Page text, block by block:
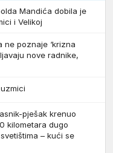
Mandića dobila je
i Velikoj
ne poznaje ‘krizna
nove radnike,
pješak krenuo
kilometara dugo
– kući se